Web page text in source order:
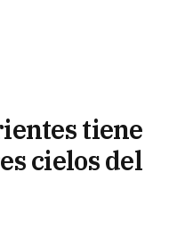
tiene
cielos del